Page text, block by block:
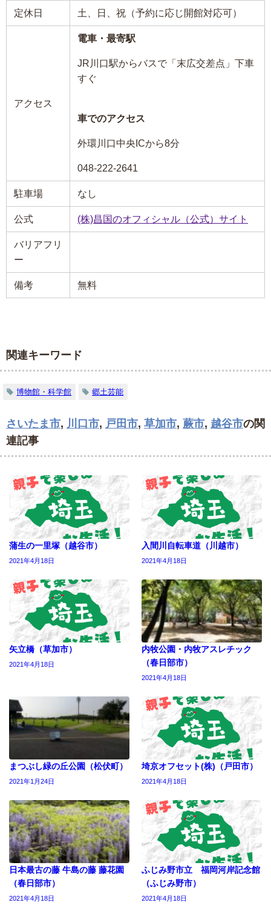
定休日 土、日、祝（予約に応じ開館対応可）
アクセス
電車・最寄駅
JR川口駅からバスで「末広交差点」下車
すぐ
車でのアクセス
外環川口中央ICから8分
048-222-2641
駐車場 なし
公式 (株)昌国のオフィシャル（公式）サイト
バリアフリ
ー
備考 無料
関連キーワード
博物館・科学館 郷土芸能
さいたま市, 川口市, 戸田市, 草加市, 蕨市, 越谷市の関
連記事
蒲生の一里塚（越谷市）
2021年4月18日
入間川自転車道（川越市）
2021年4月18日
矢立橋（草加市）
2021年4月18日
内牧公園・内牧アスレチック
（春日部市）
2021年4月18日
まつぶし緑の丘公園（松伏町）
2021年1月24日
埼京オフセット(株)（戸田市）
2021年4月18日
日本最古の藤 牛島の藤 藤花園
（春日部市）
2021年4月18日
ふじみ野市立 福岡河岸記念館
（ふじみ野市）
2021年4月18日